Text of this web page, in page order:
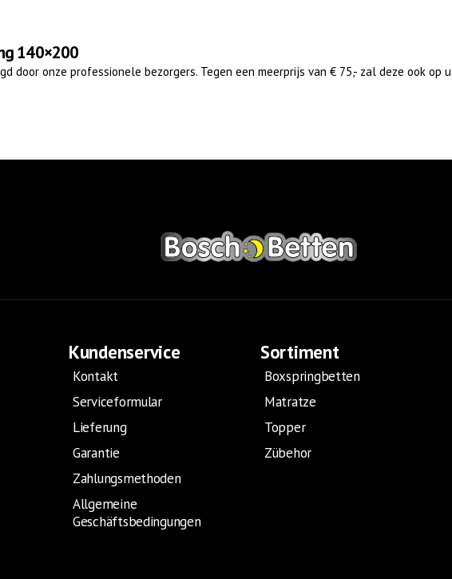
140×200
door onze professionele bezorgers. Tegen een meerprijs van € 75,- zal deze ook op
Kundenservice
Kontakt
Serviceformular
Lieferung
Garantie
Zahlungsmethoden
Allgemeine
Geschäftsbedingungen
Sortiment
Boxspringbetten
Matratze
Topper
Zübehor